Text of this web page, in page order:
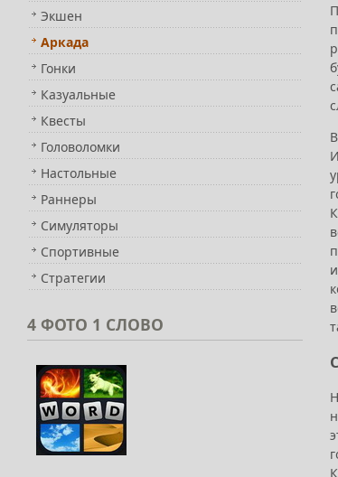
Экшен
Аркада
Гонки
Казуальные
Квесты
Головоломки
Настольные
Раннеры
Симуляторы
Спортивные
Стратегии
4 ФОТО 1 СЛОВО